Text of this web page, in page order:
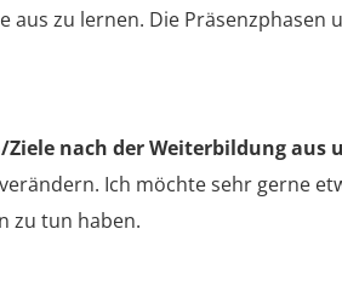
aus zu lernen. Die
nach der Weiterbildung
Ich möchte sehr gerne
zu tun haben.